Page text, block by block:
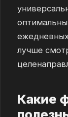
лучше
Какие